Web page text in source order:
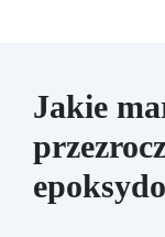
Jakie